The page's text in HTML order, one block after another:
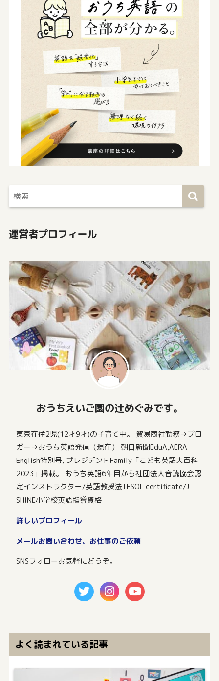
運営者プロフィール
おうちえいご園の辻めぐみです。
東京在住2児(12才9才)の子育て中。 貿易商社勤務→ブロ
ガー→おうち英語発信（現在） 朝日新聞EduA,AERA
English特別号, プレジデントFamily「こども英語大百科
2023」掲載。 おうち英語6年目から社団法人音読協会認
定インストラクター/英語教授法TESOL certificate/J-
SHINE小学校英語指導資格
詳しいプロフィール
メールお問い合わせ、お仕事のご依頼
SNSフォローお気軽にどうぞ。
よく読まれている記事